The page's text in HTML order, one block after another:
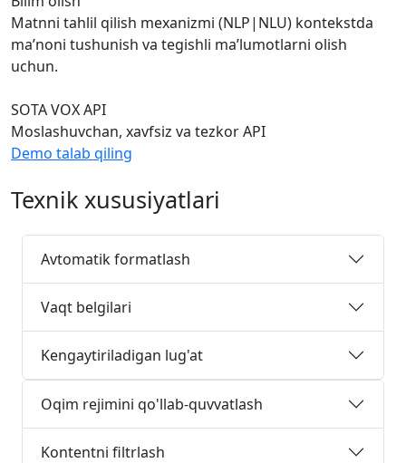
Matnni tahlil qilish mexanizmi (NLP|NLU) kontekstda
maʼnoni tushunish va tegishli maʼlumotlarni olish
uchun.
SOTA VOX API
Moslashuvchan, xavfsiz va tezkor API
Demo talab qiling
Texnik xususiyatlari
Avtomatik formatlash
Vaqt belgilari
Kengaytiriladigan lug'at
Oqim rejimini qo'llab-quvvatlash
Kontentni filtrlash